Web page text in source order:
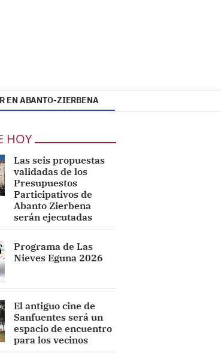
EN ABANTO-ZIERBENA
HOY
Las seis propuestas
validadas de los
Presupuestos
Participativos de
Abanto Zierbena
serán ejecutadas
Programa de Las
Nieves Eguna 2026
El antiguo cine de
Sanfuentes será un
espacio de encuentro
para los vecinos